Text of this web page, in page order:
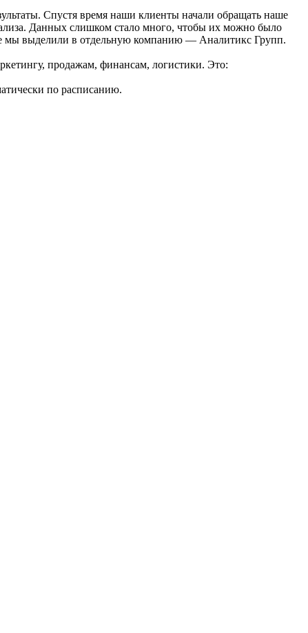
Спустя время наши клиенты начали обращать наше
Данных слишком стало много, чтобы их можно было
мы выделили в отдельную компанию — Аналитикс Групп.
продажам, финансам, логистики. Это:
по расписанию.